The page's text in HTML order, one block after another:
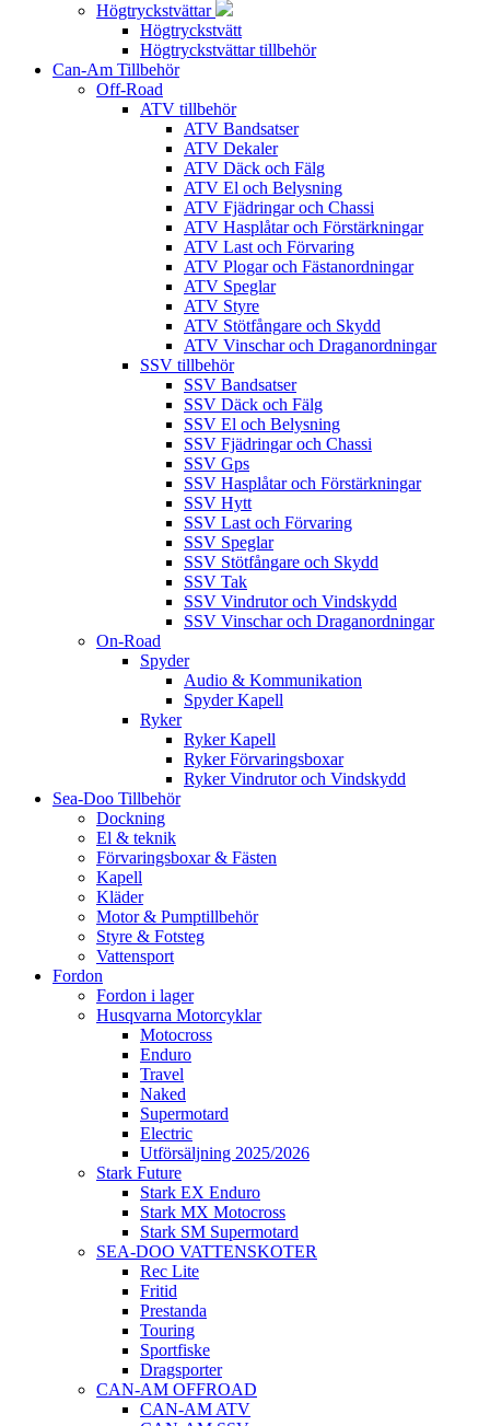
Högtryckstvättar
Högtryckstvätt
Högtryckstvättar tillbehör
Can-Am Tillbehör
Off-Road
ATV tillbehör
ATV Bandsatser
ATV Dekaler
ATV Däck och Fälg
ATV El och Belysning
ATV Fjädringar och Chassi
ATV Hasplåtar och Förstärkningar
ATV Last och Förvaring
ATV Plogar och Fästanordningar
ATV Speglar
ATV Styre
ATV Stötfångare och Skydd
ATV Vinschar och Draganordningar
SSV tillbehör
SSV Bandsatser
SSV Däck och Fälg
SSV El och Belysning
SSV Fjädringar och Chassi
SSV Gps
SSV Hasplåtar och Förstärkningar
SSV Hytt
SSV Last och Förvaring
SSV Speglar
SSV Stötfångare och Skydd
SSV Tak
SSV Vindrutor och Vindskydd
SSV Vinschar och Draganordningar
On-Road
Spyder
Audio & Kommunikation
Spyder Kapell
Ryker
Ryker Kapell
Ryker Förvaringsboxar
Ryker Vindrutor och Vindskydd
Sea-Doo Tillbehör
Dockning
El & teknik
Förvaringsboxar & Fästen
Kapell
Kläder
Motor & Pumptillbehör
Styre & Fotsteg
Vattensport
Fordon
Fordon i lager
Husqvarna Motorcyklar
Motocross
Enduro
Travel
Naked
Supermotard
Electric
Utförsäljning 2025/2026
Stark Future
Stark EX Enduro
Stark MX Motocross
Stark SM Supermotard
SEA-DOO VATTENSKOTER
Rec Lite
Fritid
Prestanda
Touring
Sportfiske
Dragsporter
CAN-AM OFFROAD
CAN-AM ATV